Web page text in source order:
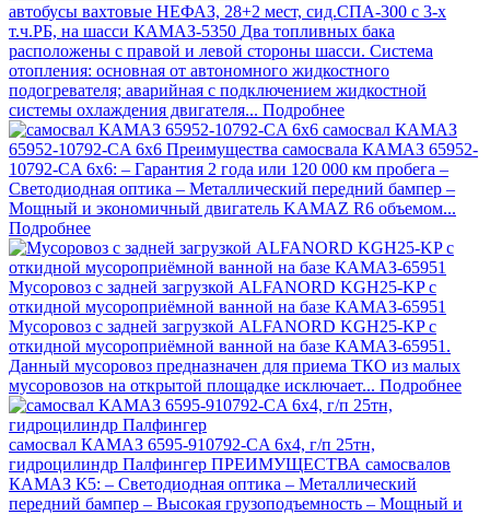
автобусы вахтовые НЕФАЗ, 28+2 мест, сид.СПА-300 с 3-х
т.ч.РБ, на шасси КАМАЗ-5350 Два топливных бака
расположены с правой и левой стороны шасси. Система
отопления: основная от автономного жидкостного
подогревателя; аварийная с подключением жидкостной
системы охлаждения двигателя... Подробнее
самосвал КАМАЗ
65952-10792-CA 6х6 Преимущества самосвала КАМАЗ 65952-
10792-CA 6х6: – Гарантия 2 года или 120 000 км пробега –
Светодиодная оптика – Металлический передний бампер –
Мощный и экономичный двигатель KAMAZ R6 объемом...
Подробнее
Мусоровоз с задней загрузкой ALFANORD KGH25-KP с
откидной мусороприёмной ванной на базе КАМАЗ-65951
Мусоровоз с задней загрузкой ALFANORD KGH25-KP с
откидной мусороприёмной ванной на базе КАМАЗ-65951.
Данный мусоровоз предназначен для приема ТКО из малых
мусоровозов на открытой площадке исключает... Подробнее
самосвал КАМАЗ 6595-910792-CA 6х4, г/п 25тн,
гидроцилиндр Палфингер ПРЕИМУЩЕСТВА самосвалов
КАМАЗ К5: – Светодиодная оптика – Металлический
передний бампер – Высокая грузоподъемность – Мощный и